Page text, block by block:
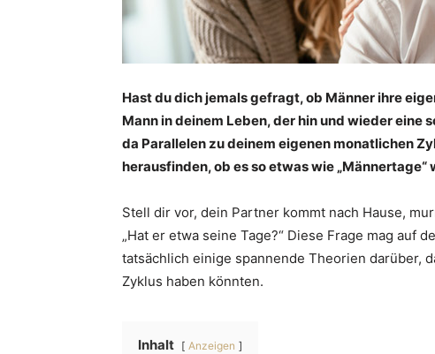
Hast du dich jemals gefragt, ob Männer ihre
Mann in deinem Leben, der hin und wieder eine
da Parallelen zu deinem eigenen monatlichen
herausfinden, ob es so etwas wie
Stell dir vor, dein Partner kommt nach Hause,
„Hat er etwa seine Tage?“ Diese Frage mag auf
tatsächlich einige spannende Theorien darüber,
Zyklus haben könnten.
Inhalt Anzeigen